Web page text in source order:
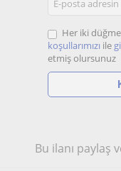
Her iki
koşullarımızı ile
etmiş olursunuz
Bu ilanı paylaş